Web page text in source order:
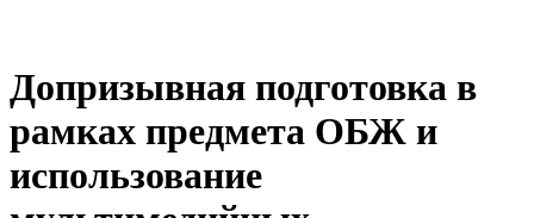
Допризывная подготовка в
рамках предмета ОБЖ и
использование